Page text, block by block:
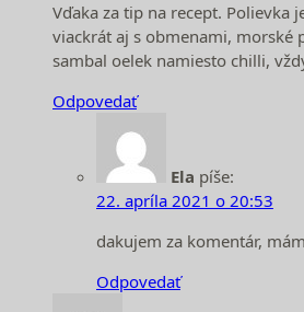
Vďaka za tip na recept. Polievka
viackrát aj s obmenami, morské
sambal oelek namiesto chilli,
Odpovedať
Ela píše:
22. apríla 2021 o 20:53
dakujem za komentár,
Odpovedať